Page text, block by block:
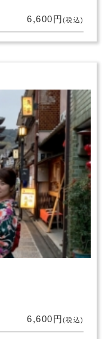
6,600円(税込)
6,600円(税込)